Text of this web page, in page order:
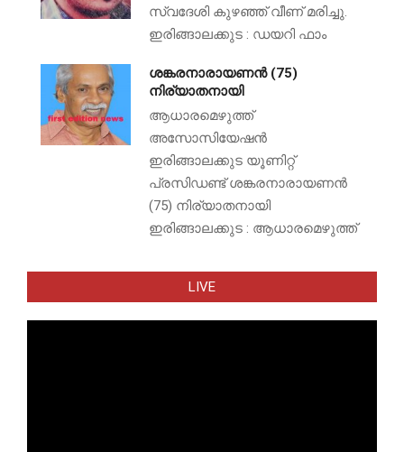
സ്വദേശി കുഴഞ്ഞ് വീണ് മരിച്ചു.
ഇരിങ്ങാലക്കുട : ഡയറി ഫാം
ശങ്കരനാരായണൻ (75)
നിര്യാതനായി
ആധാരമെഴുത്ത്
അസോസിയേഷൻ
ഇരിങ്ങാലക്കുട യൂണിറ്റ്
പ്രസിഡണ്ട് ശങ്കരനാരായണൻ
(75) നിര്യാതനായി
ഇരിങ്ങാലക്കുട : ആധാരമെഴുത്ത്
LIVE